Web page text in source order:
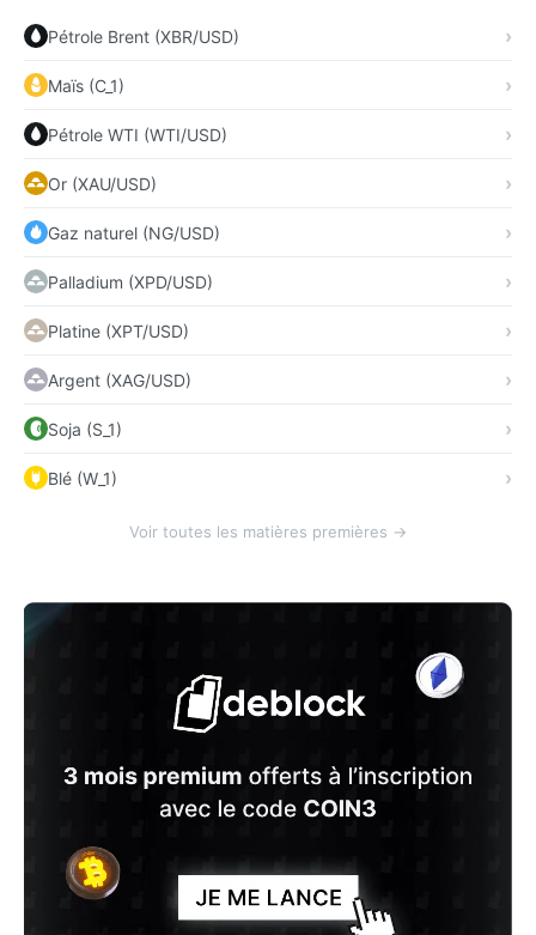
Pétrole Brent (XBR/USD)
Maïs (C_1)
Pétrole WTI (WTI/USD)
Or (XAU/USD)
Gaz naturel (NG/USD)
Palladium (XPD/USD)
Platine (XPT/USD)
Argent (XAG/USD)
Soja (S_1)
Blé (W_1)
Voir toutes les matières premières →